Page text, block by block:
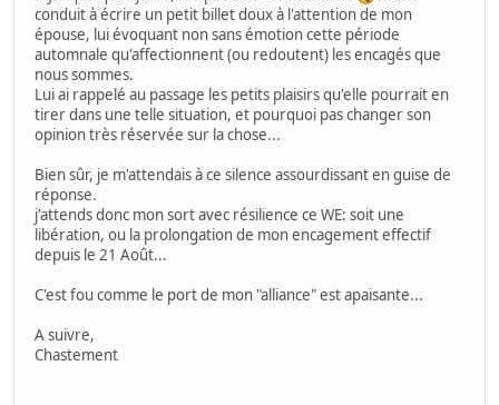
conduit à écrire un petit billet doux à l'attention de mon
épouse, lui évoquant non sans émotion cette période
automnale qu'affectionnent (ou redoutent) les encagés que
nous sommes.
Lui ai rappelé au passage les petits plaisirs qu'elle pourrait en
tirer dans une telle situation, et pourquoi pas changer son
opinion très réservée sur la chose...
Bien sûr, je m'attendais à ce silence assourdissant en guise de
réponse.
j'attends donc mon sort avec résilience ce WE: soit une
libération, ou la prolongation de mon encagement effectif
depuis le 21 Août...
C'est fou comme le port de mon "alliance" est apaisante...
A suivre,
Chastement